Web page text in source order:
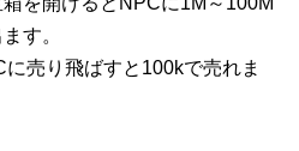
す。
売り飛ばすと100kで売れま